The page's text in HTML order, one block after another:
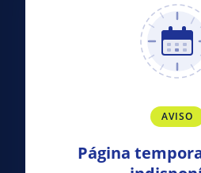
AVISO
Página